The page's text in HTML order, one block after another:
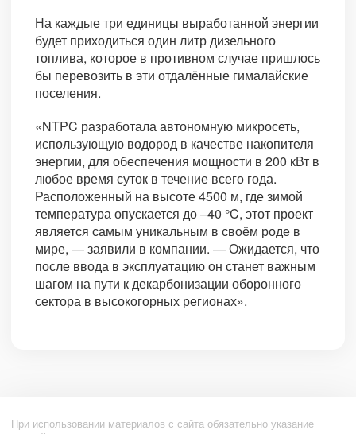
На каждые три единицы выработанной энергии
будет приходиться один литр дизельного
топлива, которое в противном случае пришлось
бы перевозить в эти отдалённые гималайские
поселения.
«NTPC разработала автономную микросеть,
использующую водород в качестве накопителя
энергии, для обеспечения мощности в 200 кВт в
любое время суток в течение всего года.
Расположенный на высоте 4500 м, где зимой
температура опускается до –40 °C, этот проект
является самым уникальным в своём роде в
мире, — заявили в компании. — Ожидается, что
после ввода в эксплуатацию он станет важным
шагом на пути к декарбонизации оборонного
сектора в высокогорных регионах».
При использовании материалов с сайта обязательно указание